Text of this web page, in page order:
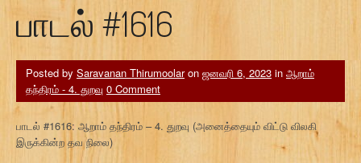
பாடல் #1616
Posted by Saravanan Thirumoolaron ஜனவரி 6, 2023 in ஆறாம்
தந்திரம் - 4. துறவு 0 Comment
பாடல் #1616: ஆறாம் தந்திரம் – 4. துறவு (அனைத்தையும் விட்டு விலகி
இருக்கின்ற தவ நிலை)